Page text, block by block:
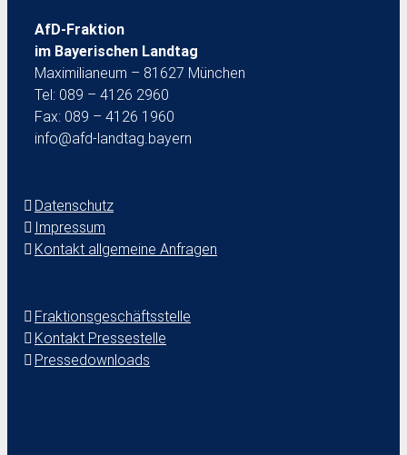
AfD-Fraktion
im Bayerischen Landtag
Maximilianeum – 81627 München
Tel: 089 – 4126 2960
Fax: 089 – 4126 1960
info@afd-landtag.bayern
Datenschutz
Impressum
Kontakt allgemeine Anfragen
Fraktionsgeschäftsstelle
Kontakt Pressestelle
Pressedownloads